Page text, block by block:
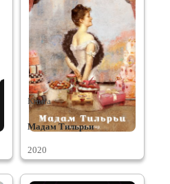
Книга
Мадам Тильрьи
2020